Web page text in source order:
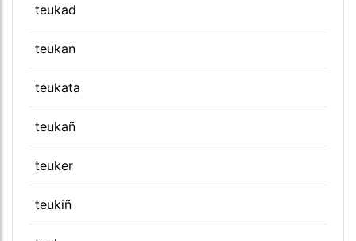
teukad
teukan
teukata
teukañ
teuker
teukiñ